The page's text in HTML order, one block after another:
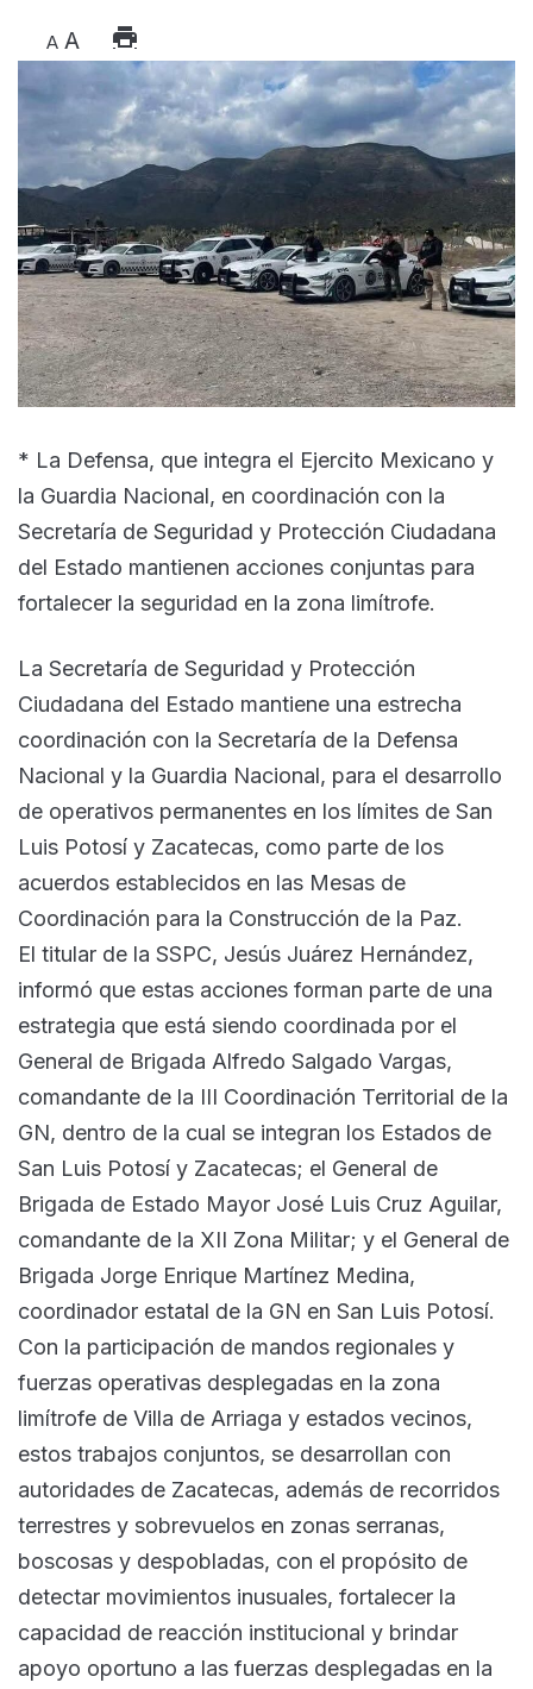
A A
* La Defensa, que integra el Ejercito Mexicano y
la Guardia Nacional, en coordinación con la
Secretaría de Seguridad y Protección Ciudadana
del Estado mantienen acciones conjuntas para
fortalecer la seguridad en la zona limítrofe.
La Secretaría de Seguridad y Protección
Ciudadana del Estado mantiene una estrecha
coordinación con la Secretaría de la Defensa
Nacional y la Guardia Nacional, para el desarrollo
de operativos permanentes en los límites de San
Luis Potosí y Zacatecas, como parte de los
acuerdos establecidos en las Mesas de
Coordinación para la Construcción de la Paz.
El titular de la SSPC, Jesús Juárez Hernández,
informó que estas acciones forman parte de una
estrategia que está siendo coordinada por el
General de Brigada Alfredo Salgado Vargas,
comandante de la III Coordinación Territorial de la
GN, dentro de la cual se integran los Estados de
San Luis Potosí y Zacatecas; el General de
Brigada de Estado Mayor José Luis Cruz Aguilar,
comandante de la XII Zona Militar; y el General de
Brigada Jorge Enrique Martínez Medina,
coordinador estatal de la GN en San Luis Potosí.
Con la participación de mandos regionales y
fuerzas operativas desplegadas en la zona
limítrofe de Villa de Arriaga y estados vecinos,
estos trabajos conjuntos, se desarrollan con
autoridades de Zacatecas, además de recorridos
terrestres y sobrevuelos en zonas serranas,
boscosas y despobladas, con el propósito de
detectar movimientos inusuales, fortalecer la
capacidad de reacción institucional y brindar
apoyo oportuno a las fuerzas desplegadas en la